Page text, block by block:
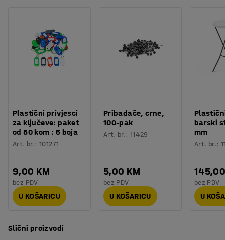
Plastični privjesci
za ključeve: paket
od 50 kom : 5 boja
Art. br.:101271
9,00 KM
bez PDV
U KOŠARICU
Pribadače, crne,
100-pak
Art. br.: 11429
5,00 KM
bez PDV
U KOŠARICU
barski
mm
Art. br.:
bez PDV
U
Slični proizvodi